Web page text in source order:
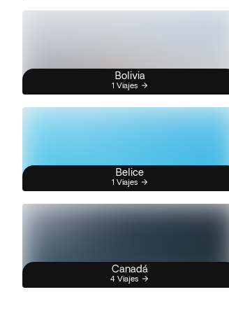
Bolivia
1 Viajes
Belice
1 Viajes
Canadá
4 Viajes